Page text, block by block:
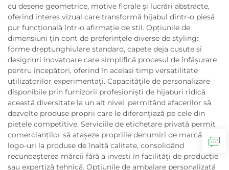
cu desene geometrice, motive florale și lucrări abstracte,
oferind interes vizual care transformă hijabul dintr-o piesă
pur funcțională într-o afirmație de stil. Opțiunile de
dimensiuni țin cont de preferințele diverse de styling:
forme dreptunghiulare standard, capete deja cusute și
designuri inovatoare care simplifică procesul de înfășurare
pentru începători, oferind în același timp versatilitate
utilizatorilor experimentați. Capacitățile de personalizare
disponibile prin furnizorii profesioniști de hijaburi ridică
această diversitate la un alt nivel, permițând afacerilor să
dezvolte produse proprii care le diferențiază pe cele din
piețele competitive. Serviciile de etichetare privată permit
comercianților să atașeze propriile denumiri de marcă și
logo-uri la produse de înaltă calitate, consolidând
recunoașterea mărcii fără a investi în facilități de producție
sau expertiză tehnică. Opțiunile de ambalare personalizată